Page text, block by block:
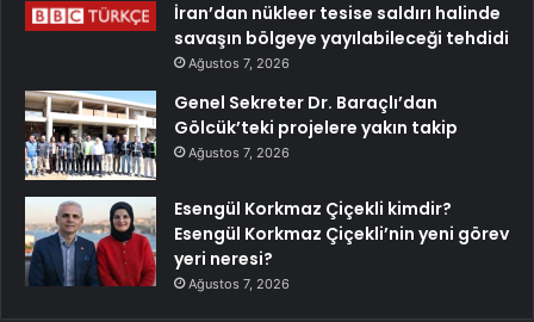
İran’dan nükleer tesise saldırı halinde
savaşın bölgeye yayılabileceği tehdidi
Ağustos 7, 2026
Genel Sekreter Dr. Baraçlı’dan
Gölcük’teki projelere yakın takip
Ağustos 7, 2026
Esengül Korkmaz Çiçekli kimdir?
Esengül Korkmaz Çiçekli’nin yeni görev
yeri neresi?
Ağustos 7, 2026